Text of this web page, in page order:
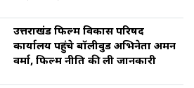
उत्तराखंड फिल्म विकास परिषद
कार्यालय पहुंचे बॉलीवुड अभिनेता अमन
वर्मा, फिल्म नीति की ली जानकारी